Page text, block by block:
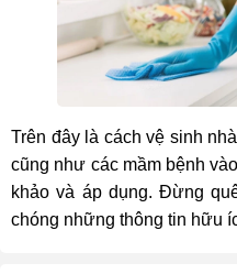
Trên đây là cách vệ sinh
cũng như các mầm bệnh
khảo và áp dụng. Đừng
chóng những thông tin hữu